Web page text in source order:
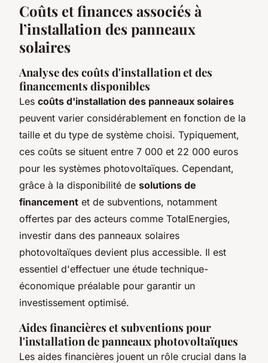
Coûts et finances associés à
l’installation des panneaux
solaires
Analyse des coûts d'installation et des
financements disponibles
Les coûts d'installation des panneaux solaires
peuvent varier considérablement en fonction de la
taille et du type de système choisi. Typiquement,
ces coûts se situent entre 7 000 et 22 000 euros
pour les systèmes photovoltaïques. Cependant,
grâce à la disponibilité de solutions de
financement et de subventions, notamment
offertes par des acteurs comme TotalEnergies,
investir dans des panneaux solaires
photovoltaïques devient plus accessible. Il est
essentiel d'effectuer une étude technique-
économique préalable pour garantir un
investissement optimisé.
Aides financières et subventions pour
l'installation de panneaux photovoltaïques
Les aides financières jouent un rôle crucial dans la